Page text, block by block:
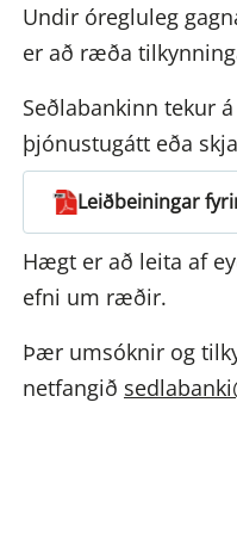
Undir óregluleg
er að ræða
Seðlabankinn tekur
þjónustugátt eða
Leiðbeiningar
Hægt er að leita af
efni um ræðir.
Þær umsóknir og
netfangið